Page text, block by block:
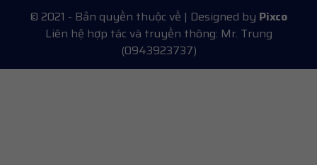
© 2021 - Bản quyền thuộc về | Designed by Pixco
Liên hệ hợp tác và truyền thông: Mr. Trung
(0943923737)